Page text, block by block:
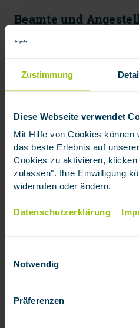
Zustimmung
Diese Webseite verwendet
Mit Hilfe von Cookies
das beste Erlebnis auf
Cookies zu aktivieren,
zulassen". Ihre Einwilligung
widerrufen oder ändern.
Datenschutzerklärung
Notwendig
Präferenzen
Beamte und
können die Riester-Rente
Familienphase:
Personen mit geringem
Elternzeit profitieren von
bereits mit einem geringen
Zulagen erhalten können.
Beispiel: Eine Mutter in
300 € Kinderzulage) erhalten.
Menschen, die